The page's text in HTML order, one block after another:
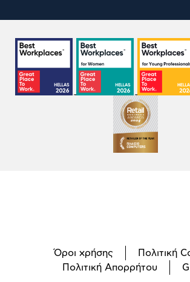
Όροι χρήσης
Πολιτική
Πολιτική Απορρήτου